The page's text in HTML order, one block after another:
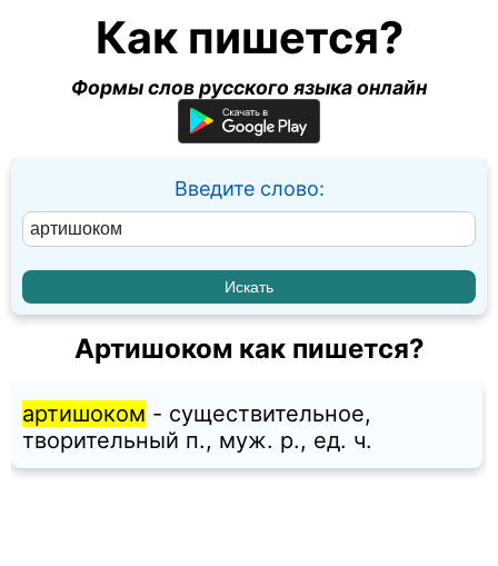
Как пишется?
Формы слов русского языка онлайн
Введите слово:
Артишоком как пишется?
артишоком - существительное,
творительный п., муж. p., ед. ч.